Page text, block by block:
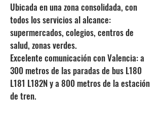
Ubicada en una zona consolidada, con
todos los servicios al alcance:
supermercados, colegios, centros de
salud, zonas verdes.
Excelente comunicación con Valencia: a
300 metros de las paradas de bus L180
L181 L182N y a 800 metros de la estación
de tren.